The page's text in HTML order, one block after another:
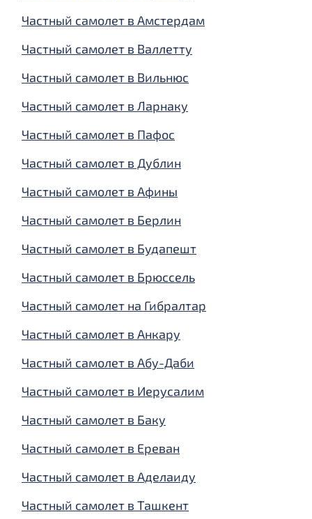
Частный самолет в Амстердам
Частный самолет в Валлетту
Частный самолет в Вильнюс
Частный самолет в Ларнаку
Частный самолет в Пафос
Частный самолет в Дублин
Частный самолет в Афины
Частный самолет в Берлин
Частный самолет в Будапешт
Частный самолет в Брюссель
Частный самолет на Гибралтар
Частный самолет в Анкару
Частный самолет в Абу-Даби
Частный самолет в Иерусалим
Частный самолет в Баку
Частный самолет в Ереван
Частный самолет в Аделаиду
Частный самолет в Ташкент